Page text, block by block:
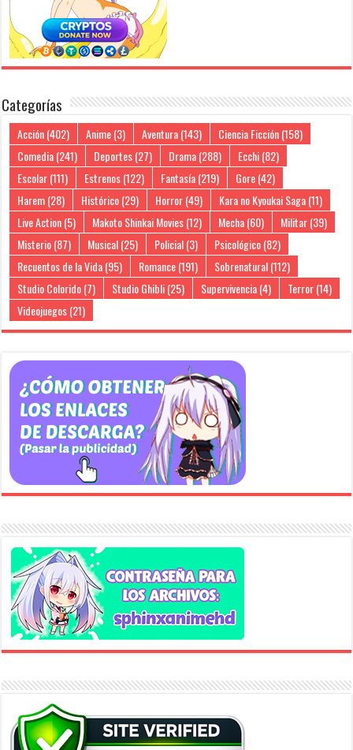
Categorías
Acción(402) Anime(3) Aventura(143) Ciencia Ficción(158)
Comedia(241) Deportes(27) Drama(288) Ecchi(82)
Escolar(111) Estrenos(122) Fantasía(219) Gore(42)
Harem(28) Histórico(29) Horror(49) Kara no Kyoukai Saga(11)
Live Action(5) Makoto Shinkai Movies(12) Mecha(60) Militar(39)
Misterio(87) Musical(25) Policial(3) Psicológico(82)
Recuentos de la Vida(95) Romance(191) Sobrenatural(112)
Studio Colorido(7) Studio Ghibli(25) Supervivencia(4) Terror(14)
Videojuegos(21)